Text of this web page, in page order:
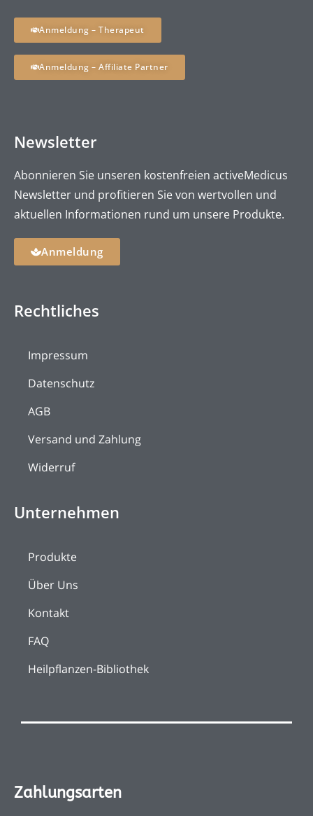
Anmeldung – Therapeut
Anmeldung – Affiliate Partner
Newsletter
Abonnieren Sie unseren kostenfreien activeMedicus
Newsletter und profitieren Sie von wertvollen und
aktuellen Informationen rund um unsere Produkte.
Anmeldung
Rechtliches
Impressum
Datenschutz
AGB
Versand und Zahlung
Widerruf
Unternehmen
Produkte
Über Uns
Kontakt
FAQ
Heilpflanzen-Bibliothek
Zahlungsarten